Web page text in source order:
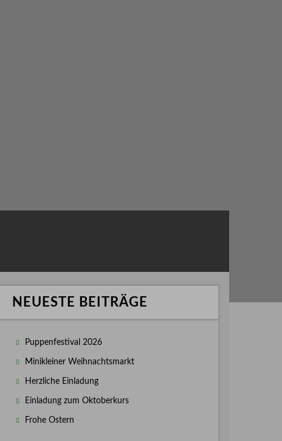
NEUESTE BEITRÄGE
Puppenfestival 2026
Minikleiner Weihnachtsmarkt
Herzliche Einladung
Einladung zum Oktoberkurs
Frohe Ostern